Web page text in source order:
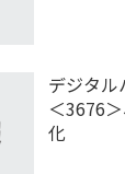
デジタル
＜3676
化